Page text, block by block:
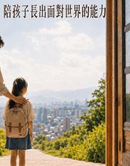
。透過更深層的體驗與引
所承載的情感力量、生命故
與者重新認識音樂的多面向
作與體驗活動，探索音樂如
人際連結與生命回顧中發揮
參與者在活動中，能重新聽
音樂所帶來的啟發、感恩與